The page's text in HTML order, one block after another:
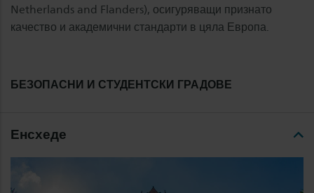
Netherlands and Flanders), осигуряващи признато
качество и академични стандарти в цяла Европа.
БЕЗОПАСНИ И СТУДЕНТСКИ ГРАДОВЕ
Енсхеде